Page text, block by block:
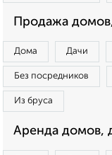
Продажа
Дома Дачи
Без посредников
Из бруса
Аренда домов,